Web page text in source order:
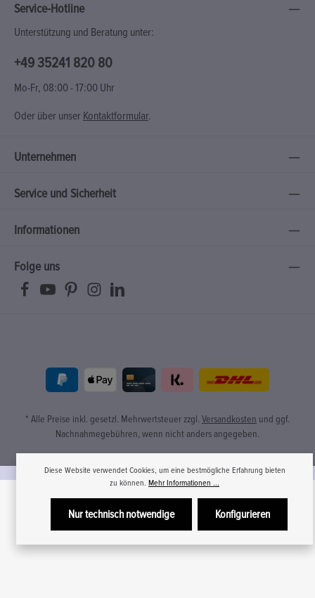
Service-Hotline
Unterstützung und Beratung unter:
+49 35241 820 80
Mo-Fr, 08:00 - 17:00 Uhr
Oder über unser Kontaktformular.
Unternehmen
Service und Sicherheit
Informationen
Folge uns
* Alle Preise inkl. gesetzl. Mehrwertsteuer zzgl. Versandkosten und ggf.
Nachnahmegebühren, wenn nicht anders angegeben.
Diese Website verwendet Cookies, um eine bestmögliche Erfahrung bieten
zu können. Mehr Informationen ...
Nur technisch notwendige Konfigurieren